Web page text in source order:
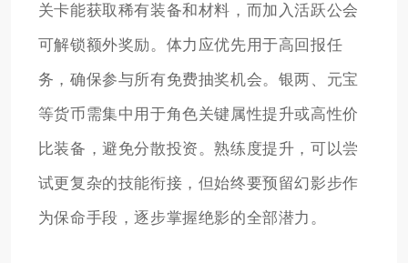
关卡能获取稀有装备和材料，而加入活跃公会
可解锁额外奖励。体力应优先用于高回报任
务，确保参与所有免费抽奖机会。银两、元宝
等货币需集中用于角色关键属性提升或高性价
比装备，避免分散投资。熟练度提升，可以尝
试更复杂的技能衔接，但始终要预留幻影步作
为保命手段，逐步掌握绝影的全部潜力。